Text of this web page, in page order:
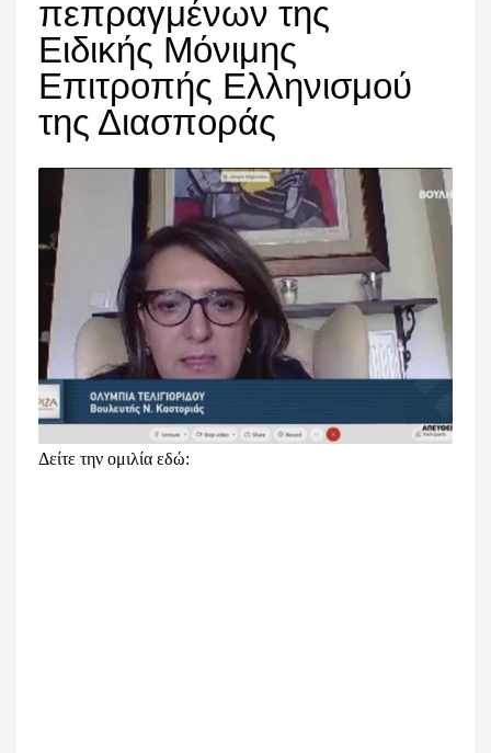
πεπραγμένων της
Ειδικής Μόνιμης
Επιτροπής Ελληνισμού
της Διασποράς
Δείτε την ομιλία εδώ: